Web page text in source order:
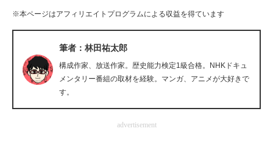
マーケ×ITの今がよく分かる
ITエンジニア向け専門サイト
IT製品の技術・比較・事例
※本ページはアフィリエイトプログラムによる収益を得ています
筆者：林田祐太郎
構成作家、放送作家。歴史能力検定1級合格。NHKドキュ
メンタリー番組の取材を経験。マンガ、アニメが大好きで
す。
advertisement